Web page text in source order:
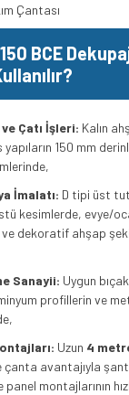
Çantası
BCE
Çatı İşleri: Kalın
150 mm
İmalatı: D tipi üst
kesimlerde, evye/
dekoratif ahşap
Sanayii: Uygun
profillerin ve
Uzun 4
çanta avantajıyla
montajlarının